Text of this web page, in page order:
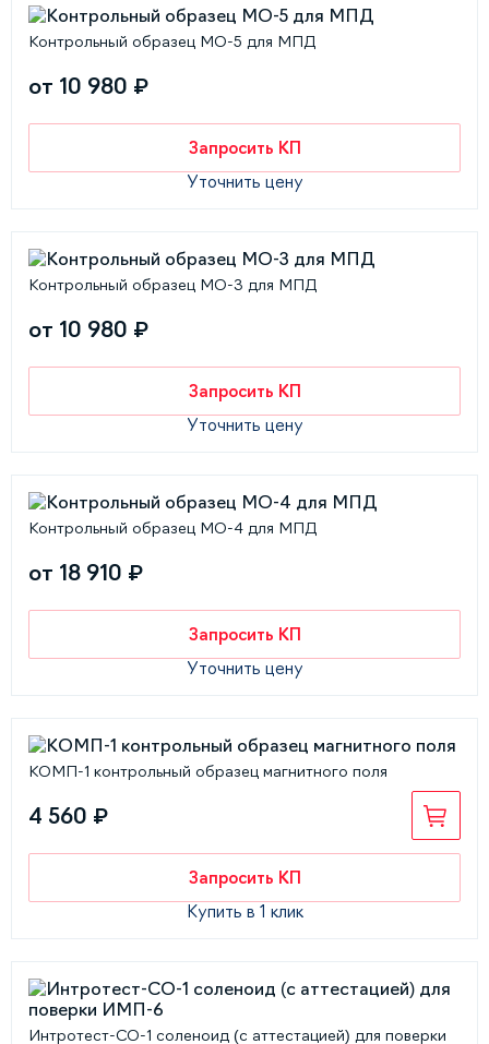
Контрольный образец МО-5 для МПД
от 10 980 ₽
Запросить КП
Уточнить цену
Контрольный образец МО-3 для МПД
от 10 980 ₽
Запросить КП
Уточнить цену
Контрольный образец МО-4 для МПД
от 18 910 ₽
Запросить КП
Уточнить цену
КОМП-1 контрольный образец магнитного поля
4 560 ₽
Запросить КП
Купить в 1 клик
Интротест-СО-1 соленоид (с аттестацией) для поверки